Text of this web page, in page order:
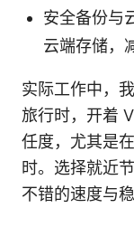
安全备份与
云端存储，
实际工作中，
旅行时，开着
任度，尤其是
时。选择就近
不错的速度与稳